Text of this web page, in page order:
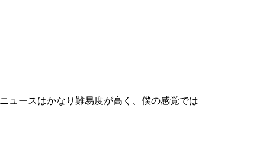
ュースはかなり難易度が高く、僕の感覚では